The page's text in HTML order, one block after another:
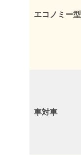
エコノミー型
車対車